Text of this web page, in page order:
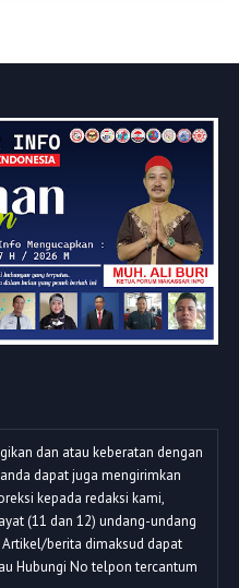
dan atau keberatan dengan
dapat juga mengirimkan
kepada redaksi kami,
(11 dan 12) undang-undang
berita dimaksud dapat
Hubungi No telpon tercantum